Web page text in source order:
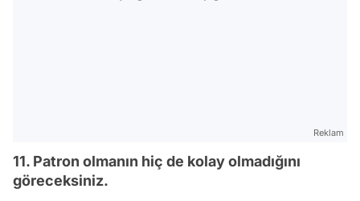
Reklam
11. Patron olmanın hiç de kolay olmadığını
göreceksiniz.